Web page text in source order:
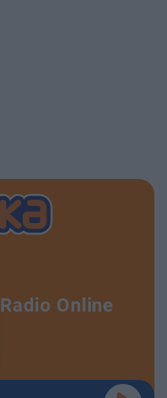
Radio Online